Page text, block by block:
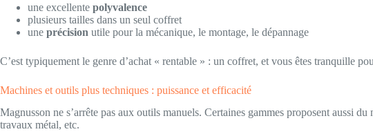
une excellente polyvalence
plusieurs tailles dans un seul coffret
une précision utile pour la mécanique, le montage, le dépannage
C’est typiquement le genre d’achat « rentable » : un coffret, et vous êtes tranquille
Machines et outils plus techniques : puissance et efficacité
Magnusson ne s’arrête pas aux outils manuels. Certaines gammes proposent aussi
travaux métal, etc.